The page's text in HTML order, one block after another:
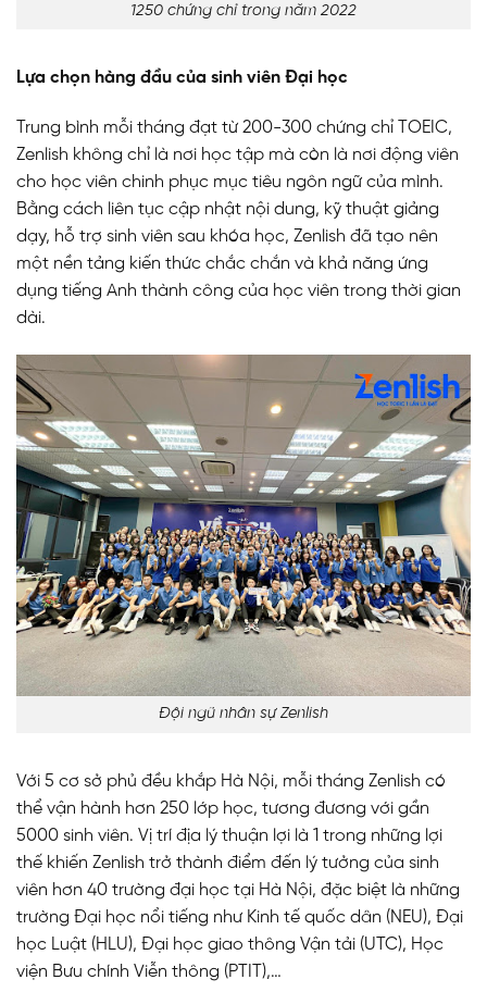
1250 chứng chỉ trong năm 2022
Lựa chọn hàng đầu của sinh viên Đại học
Trung bình mỗi tháng đạt từ 200-300 chứng chỉ TOEIC,
Zenlish không chỉ là nơi học tập mà còn là nơi động viên
cho học viên chinh phục mục tiêu ngôn ngữ của mình.
Bằng cách liên tục cập nhật nội dung, kỹ thuật giảng
dạy, hỗ trợ sinh viên sau khóa học, Zenlish đã tạo nên
một nền tảng kiến thức chắc chắn và khả năng ứng
dụng tiếng Anh thành công của học viên trong thời gian
dài.
Đội ngũ nhân sự Zenlish
Với 5 cơ sở phủ đều khắp Hà Nội, mỗi tháng Zenlish có
thể vận hành hơn 250 lớp học, tương đương với gần
5000 sinh viên. Vị trí địa lý thuận lợi là 1 trong những lợi
thế khiến Zenlish trở thành điểm đến lý tưởng của sinh
viên hơn 40 trường đại học tại Hà Nội, đặc biệt là những
trường Đại học nổi tiếng như Kinh tế quốc dân (NEU), Đại
học Luật (HLU), Đại học giao thông Vận tải (UTC), Học
viện Bưu chính Viễn thông (PTIT),…